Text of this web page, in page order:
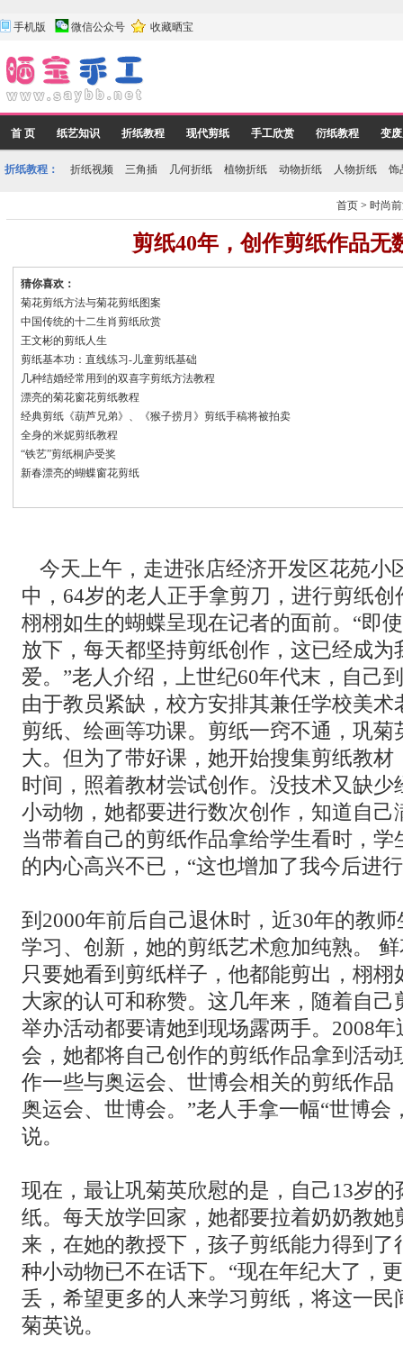
手机版 微信公众号 收藏晒宝
首 页 纸艺知识 折纸教程 现代剪纸 手工欣赏 衍纸教程 变
折纸教程： 折纸视频 三角插 几何折纸 植物折纸 动物折纸 人物折纸 饰
首页 > 时尚
剪纸40年，创作剪纸作品无
猜你喜欢：
菊花剪纸方法与菊花剪纸图案
中国传统的十二生肖剪纸欣赏
王文彬的剪纸人生
剪纸基本功：直线练习-儿童剪纸基础
几种结婚经常用到的双喜字剪纸方法教程
漂亮的菊花窗花剪纸教程
经典剪纸《葫芦兄弟》、《猴子捞月》剪纸手稿将被拍卖
全身的米妮剪纸教程
“铁艺”剪纸桐庐受奖
新春漂亮的蝴蝶窗花剪纸
今天上午，走进张店经济开发区花苑小
中，64岁的老人正手拿剪刀，进行剪纸
栩栩如生的蝴蝶呈现在记者的面前。“即
放下，每天都坚持剪纸创作，这已经成为
爱。”老人介绍，上世纪60年代末，自己
由于教员紧缺，校方安排其兼任学校美术
剪纸、绘画等功课。剪纸一窍不通，巩菊
大。但为了带好课，她开始搜集剪纸教材
时间，照着教材尝试创作。没技术又缺少
小动物，她都要进行数次创作，知道自己
当带着自己的剪纸作品拿给学生看时，学
的内心高兴不已，“这也增加了我今后进
到2000年前后自己退休时，近30年的教
学习、创新，她的剪纸艺术愈加纯熟。
只要她看到剪纸样子，他都能剪出，栩栩
大家的认可和称赞。这几年来，随着自己
举办活动都要请她到现场露两手。2008
会，她都将自己创作的剪纸作品拿到活动
作一些与奥运会、世博会相关的剪纸作品
奥运会、世博会。”老人手拿一幅“世博会
说。
现在，最让巩菊英欣慰的是，自己13岁的
纸。每天放学回家，她都要拉着奶奶教她
来，在她的教授下，孩子剪纸能力得到了
种小动物已不在话下。“现在年纪大了，
丢，希望更多的人来学习剪纸，将这一民
菊英说。